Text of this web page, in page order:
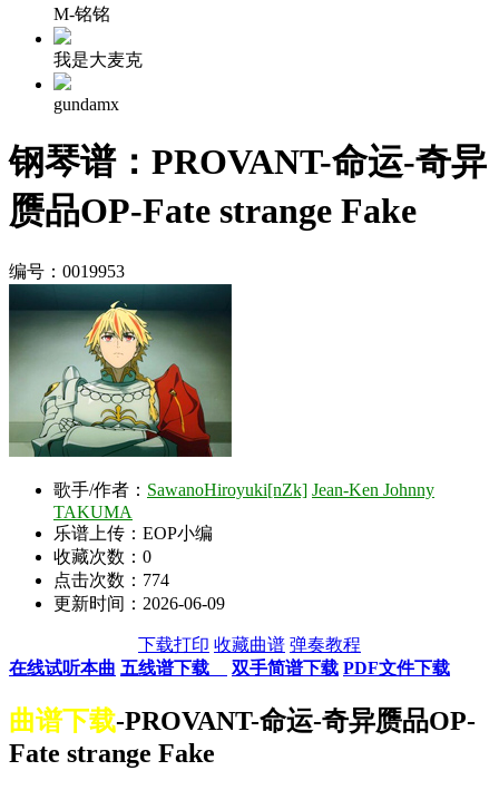
M-铭铭
我是大麦克
gundamx
钢琴谱：PROVANT-命运-奇异
赝品OP-Fate strange Fake
编号：0019953
歌手/作者： SawanoHiroyuki[nZk] Jean-Ken Johnny
TAKUMA
乐谱上传：EOP小编
收藏次数： 0
点击次数：774
更新时间：2026-06-09
下载打印 收藏曲谱 弹奏教程
在线试听本曲 五线谱下载 双手简谱下载 PDF文件下载
曲谱下载-PROVANT-命运-奇异赝品OP-
Fate strange Fake